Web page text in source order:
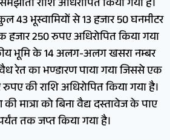
राशि अधिरोपित किया गया है।
43 भूस्वामियों से 13 हजार 50 घनमीटर
250 रुपए अधिरोपित किया गया
भूमि के 14 अलग-अलग खसरा नम्बर
रेत का भण्डारण पाया गया जिससे एक
की राशि अधिरोपित किया गया है।
मात्रा को बिना वैद्य दस्तावेज के पाए
तक जप्त किया गया है।